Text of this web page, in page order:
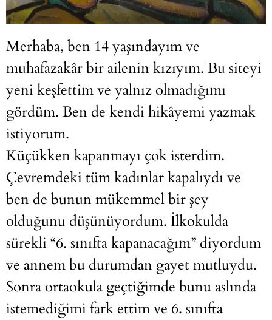
Merhaba, ben 14 yaşındayım ve
muhafazakâr bir ailenin kızıyım. Bu siteyi
yeni keşfettim ve yalnız olmadığımı
gördüm. Ben de kendi hikâyemi yazmak
istiyorum.
Küçükken kapanmayı çok isterdim.
Çevremdeki tüm kadınlar kapalıydı ve
ben de bunun mükemmel bir şey
olduğunu düşünüyordum. İlkokulda
sürekli “6. sınıfta kapanacağım” diyordum
ve annem bu durumdan gayet mutluydu.
Sonra ortaokula geçtiğimde bunu aslında
istemediğimi fark ettim ve 6. sınıfta